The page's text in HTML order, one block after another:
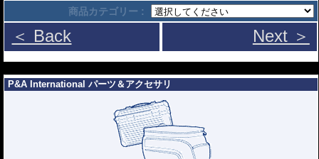
商品カテゴリー :
＜ Back Next ＞
P&A International パーツ＆アクセサリ